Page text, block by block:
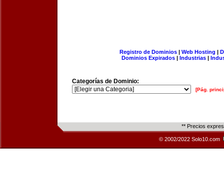
Registro de Dominios| Web Hosting |
Dominios Expirados | Industrias |
Categorías de Dominio:
[Pág.
** Precios
© 2002/2022 Solo10.com